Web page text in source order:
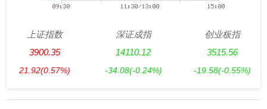
上证指数
3900.35
21.92(0.57%)
深证成指
14110.12
-34.08(-0.24%)
创业板指
3515.56
-19.58(-0.55%)